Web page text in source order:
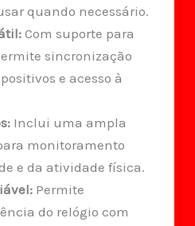
quando necessário.
Com suporte para
sincronização
e acesso à
Inclui uma ampla
monitoramento
e da atividade física.
Permite
do relógio com